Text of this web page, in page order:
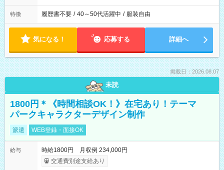
特徴 履歴書不要 / 40～50代活躍中 / 服装自由
気になる！ 応募する 詳細へ
掲載日：2026.08.07
未読
1800円＊《時間相談OK！》在宅あり！テーマ
パークキャラクターデザイン制作
派遣 WEB登録・面接OK
給与
時給1800円 月収例 234,000円
交通費別途支給あり